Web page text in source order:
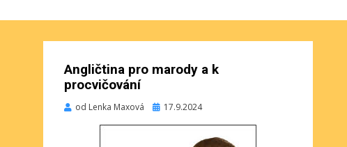
Angličtina pro marody a k
procvičování
od Lenka Maxová Publikováno
17.9.2024